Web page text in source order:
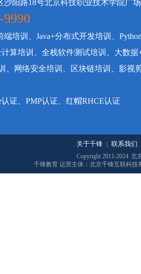
沙阳路18号北京科技职业技术学院广
9990
培训、Java+分布式开发培训、
算培训、全栈软件测试培训、大数
、网络安全培训、区块链培训、影视
证、PMP认证、红帽RHCE认证
关于千锋 | 联系我们
Copyright 2011-2024 北
千锋教育 运营主体：北京千锋互联科